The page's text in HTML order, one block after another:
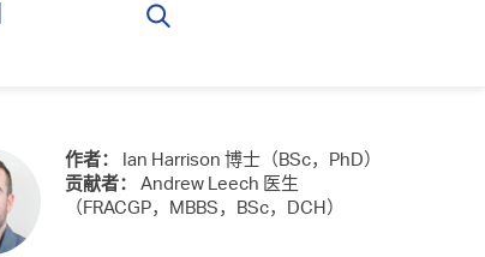
作者：
Ian Harrison 博士（BSc，PhD）
贡献者：
Andrew Leech 医生
（FRACGP，MBBS，BSc，DCH）